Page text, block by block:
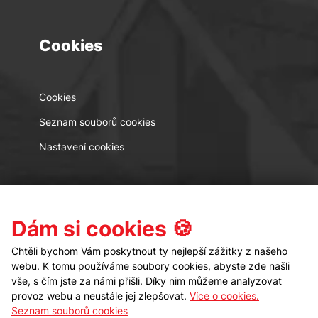
Cookies
Cookies
Seznam souborů cookies
Nastavení cookies
Kontakt Sledujte nás
Dám si cookies 🍪
Chtěli bychom Vám poskytnout ty nejlepší zážitky z našeho
webu. K tomu používáme soubory cookies, abyste zde našli
vše, s čím jste za námi přišli. Díky nim můžeme analyzovat
provoz webu a neustále jej zlepšovat. Více o cookies.
Seznam souborů cookies